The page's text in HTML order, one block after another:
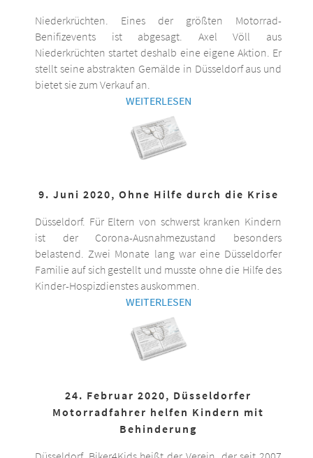
Niederkrüchten. Eines der größten Motorrad-
Benifizevents ist abgesagt. Axel Völl aus
Niederkrüchten startet deshalb eine eigene Aktion. Er
stellt seine abstrakten Gemälde in Düsseldorf aus und
bietet sie zum Verkauf an.
WEITERLESEN
9. Juni 2020, Ohne Hilfe durch die Krise
Düsseldorf. Für Eltern von schwerst kranken Kindern
ist der Corona-Ausnahmezustand besonders
belastend. Zwei Monate lang war eine Düsseldorfer
Familie auf sich gestellt und musste ohne die Hilfe des
Kinder-Hospizdienstes auskommen.
WEITERLESEN
24. Februar 2020, Düsseldorfer
Motorradfahrer helfen Kindern mit
Behinderung